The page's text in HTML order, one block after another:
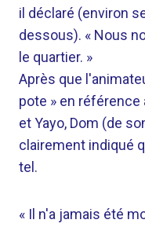
il déclaré (environ
dessous). « Nous
le quartier. »
Après que
pote » en référence
et Yayo, Dom (de
clairement indiqué
tel.
« Il n'a jamais été